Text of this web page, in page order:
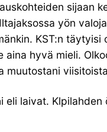
sijaan
yön
KST:n
hyvä mieli.
muutostani
eli laivat.